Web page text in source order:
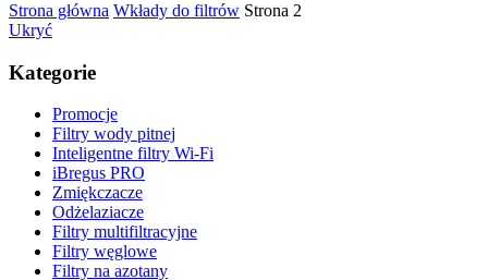
Strona główna Wkłady do filtrów Strona 2
Ukryć
Kategorie
Promocje
Filtry wody pitnej
Inteligentne filtry Wi-Fi
iBregus PRO
Zmiękczacze
Odżelaziacze
Filtry multifiltracyjne
Filtry węglowe
Filtry na azotany